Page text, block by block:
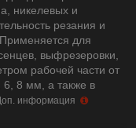
никелевых и
резания и
для
выфрезеровки,
рабочей части от
6, 8 мм, а также в
информация